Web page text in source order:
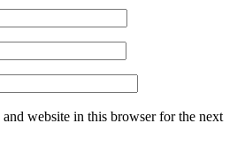
and website in this browser for the next